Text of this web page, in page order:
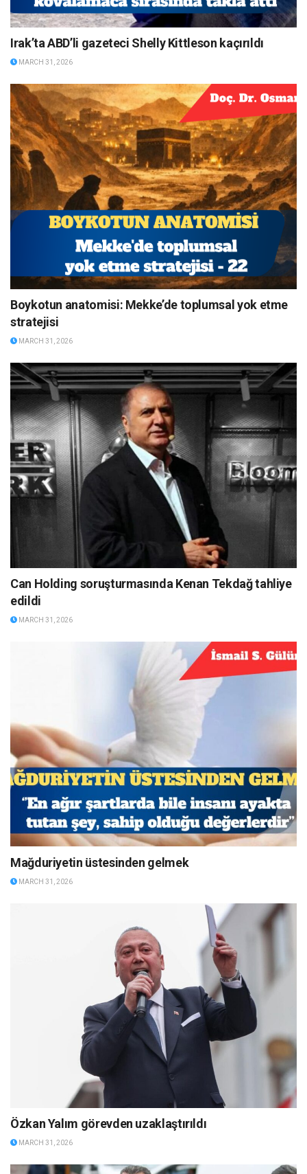
Irak’ta ABD’li gazeteci Shelly Kittleson kaçırıldı
MARCH 31, 2026
Boykotun anatomisi: Mekke’de toplumsal yok etme
stratejisi
MARCH 31, 2026
Can Holding soruşturmasında Kenan Tekdağ tahliye
edildi
MARCH 31, 2026
Mağduriyetin üstesinden gelmek
MARCH 31, 2026
Özkan Yalım görevden uzaklaştırıldı
MARCH 31, 2026